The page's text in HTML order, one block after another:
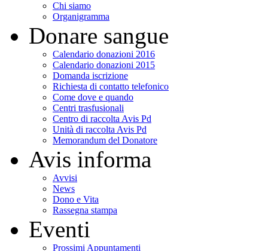
Chi siamo
Organigramma
Donare sangue
Calendario donazioni 2016
Calendario donazioni 2015
Domanda iscrizione
Richiesta di contatto telefonico
Come dove e quando
Centri trasfusionali
Centro di raccolta Avis Pd
Unità di raccolta Avis Pd
Memorandum del Donatore
Avis informa
Avvisi
News
Dono e Vita
Rassegna stampa
Eventi
Prossimi Appuntamenti